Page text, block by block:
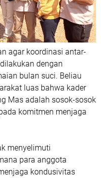
agar koordinasi antar-
dengan
bulan suci. Beliau
luas bahwa kader
Mas adalah sosok-sosok
komitmen menjaga
menyelimuti
para anggota
kondusivitas